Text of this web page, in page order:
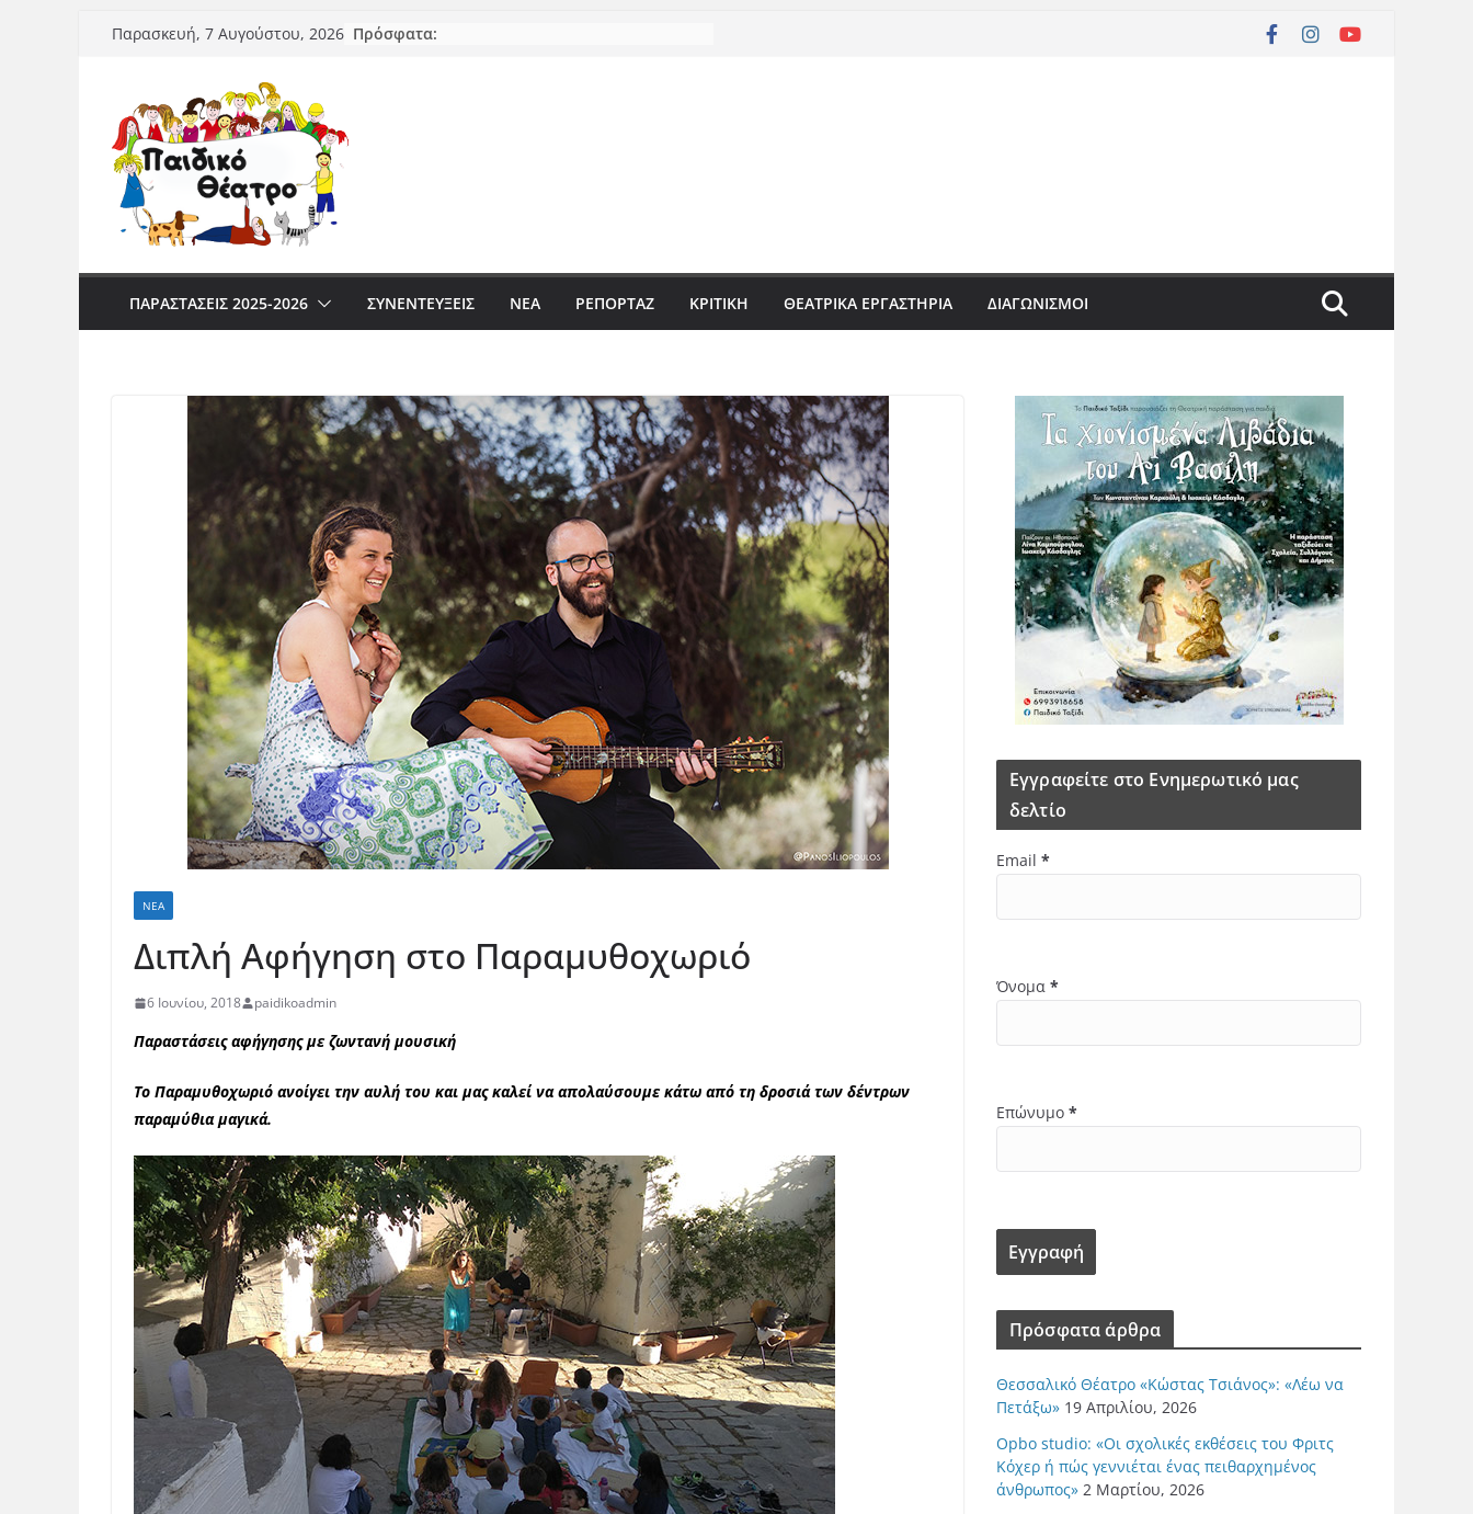
Μετάβαση
Παρασκευή, 7 Αυγούστου, 2026 Πρόσφατα:
ΠΑΡΑΣΤΆΣΕΙΣ 2025-2026 ΣΥΝΕΝΤΕΥΞΕΙΣ ΝΈΑ ΡΕΠΟΡΤΆΖ ΚΡΙΤΙΚΗ ΘΕΑΤΡΙΚΑ ΕΡΓΑΣΤΗΡΙΑ ΔΙΑΓΩΝΙΣΜΟΙ
ΝΈΑ
Διπλή Αφήγηση στο Παραμυθοχωριό
6 Ιουνίου, 2018 paidikoadmin
Παραστάσεις αφήγησης με ζωντανή μουσική
Το Παραμυθοχωριό ανοίγει την αυλή του και μας καλεί να απολαύσουμε κάτω από τη δροσιά των δέντρων
παραμύθια μαγικά.
Εγγραφείτε στο Ενημερωτικό μας
δελτίο
Email *
Όνομα *
Επώνυμο *
Πρόσφατα άρθρα
Θεσσαλικό Θέατρο «Κώστας Τσιάνος»: «Λέω να
Πετάξω» 19 Απριλίου, 2026
Opbo studio: «Οι σχολικές εκθέσεις του Φριτς
Κόχερ ή πώς γεννιέται ένας πειθαρχημένος
άνθρωπος» 2 Μαρτίου, 2026